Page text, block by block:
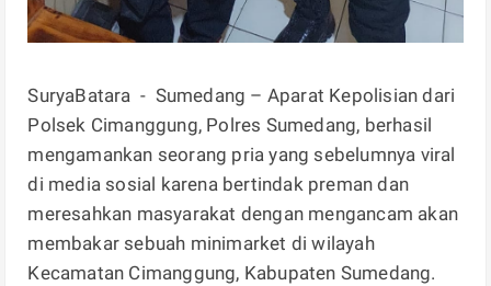
SuryaBatara - Sumedang – Aparat Kepolisian dari
Polsek Cimanggung, Polres Sumedang, berhasil
mengamankan seorang pria yang sebelumnya viral
di media sosial karena bertindak preman dan
meresahkan masyarakat dengan mengancam akan
membakar sebuah minimarket di wilayah
Kecamatan Cimanggung, Kabupaten Sumedang.